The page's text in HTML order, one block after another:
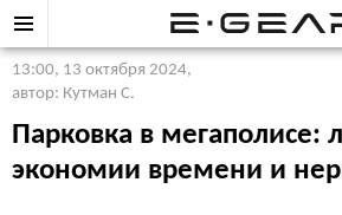
13:00, 13 октября 2024,
автор: Кутман С.
Парковка в мегаполисе:
экономии времени и